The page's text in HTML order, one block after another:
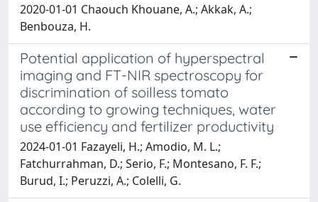
2020-01-01 Chaouch Khouane, A.; Akkak, A.;
Benbouza, H.
Potential application of hyperspectral
imaging and FT-NIR spectroscopy for
discrimination of soilless tomato
according to growing techniques, water
use efficiency and fertilizer productivity
2024-01-01 Fazayeli, H.; Amodio, M. L.;
Fatchurrahman, D.; Serio, F.; Montesano, F. F.;
Burud, I.; Peruzzi, A.; Colelli, G.